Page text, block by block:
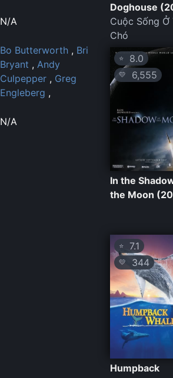
N/A
Bo Butterworth , Bri
Bryant , Andy
Culpepper , Greg
Engleberg ,
N/A
Doghouse
Cuộc Sống Ở
Chó
⭐ 8.0
💛 6,555
In the
the Moon
⭐ 7.1
💛 344
Humpback